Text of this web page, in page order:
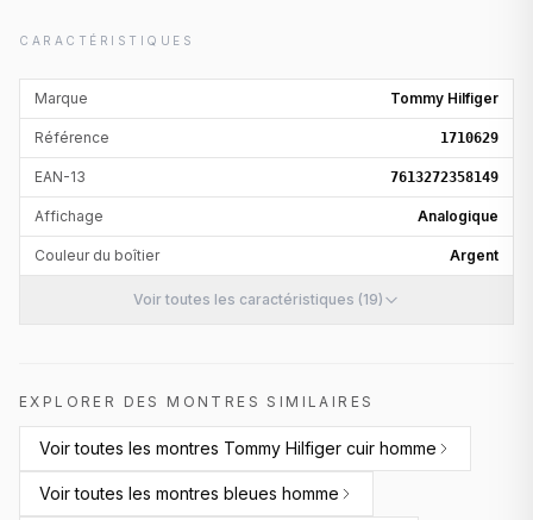
CARACTÉRISTIQUES
Marque Tommy Hilfiger
Référence 1710629
EAN-13 7613272358149
Affichage Analogique
Couleur du boîtier Argent
Voir toutes les caractéristiques (19)
EXPLORER DES MONTRES SIMILAIRES
Voir toutes les montres Tommy Hilfiger cuir homme
Voir toutes les montres bleues homme